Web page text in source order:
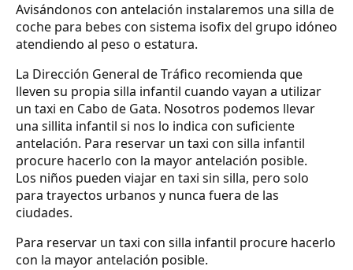
Avisándonos con antelación instalaremos una silla de
coche para bebes con sistema isofix del grupo idóneo
atendiendo al peso o estatura.
La Dirección General de Tráfico recomienda que
lleven su propia silla infantil cuando vayan a utilizar
un taxi en Cabo de Gata. Nosotros podemos llevar
una sillita infantil si nos lo indica con suficiente
antelación. Para reservar un taxi con silla infantil
procure hacerlo con la mayor antelación posible.
Los niños pueden viajar en taxi sin silla, pero solo
para trayectos urbanos y nunca fuera de las
ciudades.
Para reservar un taxi con silla infantil procure hacerlo
con la mayor antelación posible.